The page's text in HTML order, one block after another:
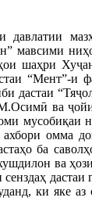
давлатии
мавсими
шаҳри
“Мент”-и
дастаи
ва
мусобиқаи
ахбори омма
ба
ва
ки яке